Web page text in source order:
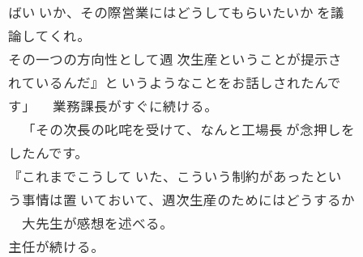
ばい いか、その際営業にはどうしてもらいたいか を議
論してくれ。
その一つの方向性として週 次生産ということが提示さ
れているんだ』と いうようなことをお話しされたんで
す」 業務課長がすぐに続ける。
「その次長の叱咤を受けて、なんと工場長 が念押しを
したんです。
『これまでこうして いた、こういう制約があったとい
う事情は置 いておいて、週次生産のためにはどうするか
大先生が感想を述べる。
主任が続ける。